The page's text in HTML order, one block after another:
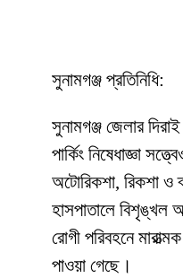
সুনামগঞ্জ প্রতিনিধি:
সুনামগঞ্জ জেলার
পার্কিং নিষেধাজ্ঞা
অটোরিকশা, রিকশা ও
হাসপাতালে বিশৃঙ্খল
রোগী পরিবহনে
পাওয়া গেছে।